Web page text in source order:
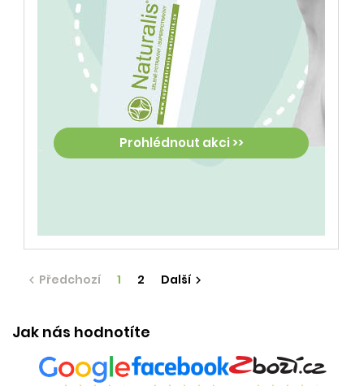
Prohlédnout akci >>
 Předchozí 1 2 Další 
Jak nás hodnotíte